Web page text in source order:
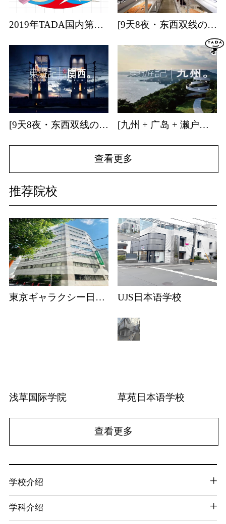
2019年TADA国内第一站日本艺术专业考学分享会 [9天8夜・东西双线の关东] | 日本建筑・特展・温泉・森林游学招募中！
[9天8夜・东西双线の关西] | 日本建筑・温泉游学招募中！ [九州 + 广岛 + 濑户内海] | 9天8夜温泉游学团招募中！
查看更多
推荐院校
東京ギャラクシー日本語学校 UJS日本语学校
浅草国际学院 草苑日本语学校
查看更多
学校介绍
学科介绍